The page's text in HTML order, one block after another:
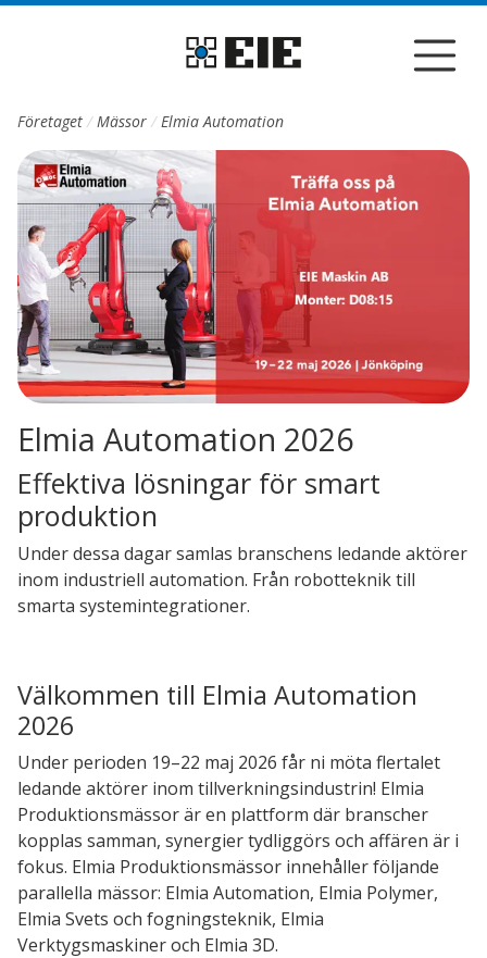
Till sidans huvudinnehåll
Företaget Mässor Elmia Automation
Elmia Automation 2026
Effektiva lösningar för smart
produktion
Under dessa dagar samlas branschens ledande aktörer
inom industriell automation. Från robotteknik till
smarta systemintegrationer.
Välkommen till Elmia Automation
2026
Under perioden 19–22 maj 2026 får ni möta flertalet
ledande aktörer inom tillverkningsindustrin! Elmia
Produktionsmässor är en plattform där branscher
kopplas samman, synergier tydliggörs och affären är i
fokus. Elmia Produktionsmässor innehåller följande
parallella mässor: Elmia Automation, Elmia Polymer,
Elmia Svets och fogningsteknik, Elmia
Verktygsmaskiner och Elmia 3D.